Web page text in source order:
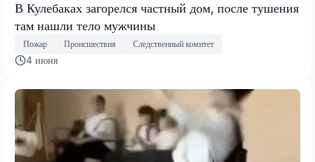
В Кулебаках загорелся частный дом, после тушения
там нашли тело мужчины
Пожар Происшествия Следственный комитет
4 июня